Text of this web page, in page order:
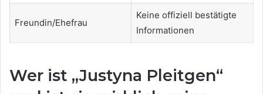
Freundin/Ehefrau
Keine offiziell bestätigte
Informationen
Wer ist „Justyna Pleitgen“